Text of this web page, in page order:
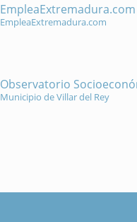
EmpleaExtremadura.com
EmpleaExtremadura.com
Observatorio
Municipio de Villar del Rey